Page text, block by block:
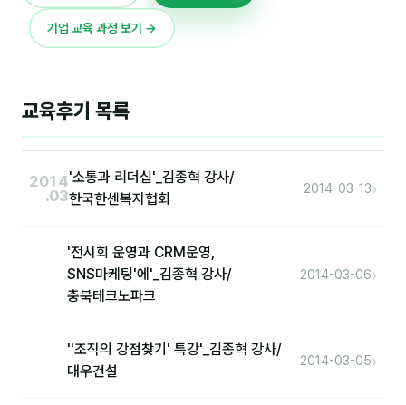
전승빈
조안나
조은아
진나하
담당자·교육생 피드백
기업 교육 과정 보기 →
교육후기 목록
2014
.03
'소통과 리더십'_김종혁 강사/
한국한센복지협회
2014-03-13›
'전시회 운영과 CRM운영,
SNS마케팅'에'_김종혁 강사/
충북테크노파크
2014-03-06›
''조직의 강점찾기' 특강'_김종혁 강사/
대우건설
2014-03-05›